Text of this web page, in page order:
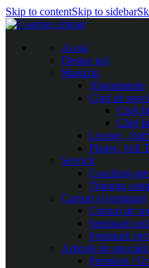
Skip to contentSkip to sidebar
Acasă
Despre noi
Magazin
Abonamente
Cărți de
Cărți
Cărți
Licențe
Planșe, folii
Servicii
Coaching-
Training
Cursuri și seminarii
Cursuri de
Seminarii
Seminarii
Articole de
Premium /